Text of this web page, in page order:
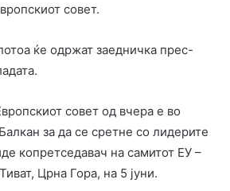
совет.
ќе одржат заедничка прес-
совет од вчера е во
за да се сретне со лидерите
копретседавач на самитот ЕУ –
Црна Гора, на 5 јуни.